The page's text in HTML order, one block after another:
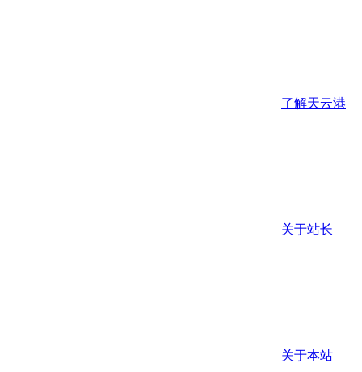
了解天云港
关于站长
关于本站